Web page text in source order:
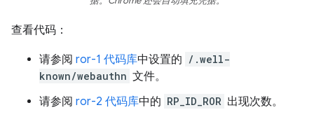
查看代码：
请参阅 ror-1 代码库中设置的 /.well-
known/webauthn 文件。
请参阅 ror-2 代码库中的 RP_ID_ROR 出现次数。